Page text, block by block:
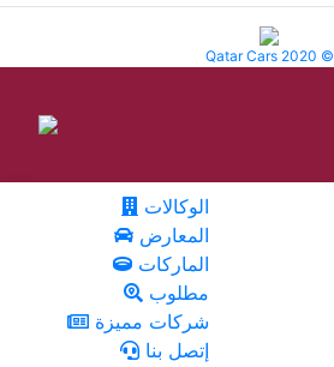
Qatar Cars 2020 ©
الوكالات
المعارض
الماركات
مطلوب
شركات مميزة
إتصل بنا